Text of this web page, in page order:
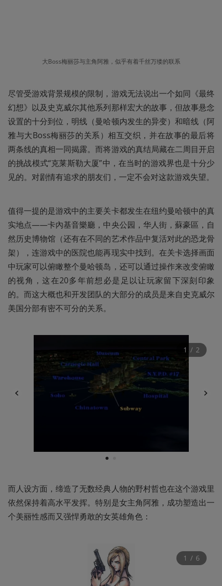
大Boss梅丽莎与主角阿雅，似乎有着千丝万缕的联系
尽管受游戏背景规模的限制，游戏无法说出一个如同《最终
幻想》以及史克威尔其他系列那样宏大的故事，但故事悬念
设置的十分到位，明线（曼哈顿内发生的异变）和暗线（阿
雅与大Boss梅丽莎的关系）相互交织，并在故事的最后将
两条线的真相一同揭露。而将游戏的真结局藏在二周目开启
的挑战模式“克莱斯勒大厦”中，在当时的游戏界也是十分少
见的。对剧情有追求的朋友们，一定不会对这款游戏失望。
值得一提的是游戏中的主要关卡都发生在纽约曼哈顿中的真
实地点——卡內基音樂廳，中央公园，华人街，蘇豪區，自
然历史博物馆（还有在不同的艺术作品中复活对此的恐龙骨
架），连游戏中的医院也能再现实中找到。在关卡选择画面
中玩家可以俯瞰整个曼哈顿岛，还可以通过操作来改变俯瞰
的视角，这在20多年前想必是足以让玩家留下深刻印象
的。而这大概也和开发团队的大部分的成员是来自史克威尔
美国分部有密不可分的关系。
1
1 / 2
而人设方面，缔造了无数经典人物的野村哲也在这个游戏里
依然保持着高水平发挥。特别是女主角阿雅，成功塑造出一
个美丽性感而又强悍勇敢的女英雄角色：
1 / 6